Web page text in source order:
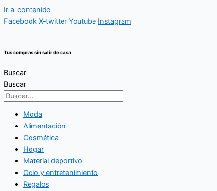
Ir al contenido
Facebook X-twitter Youtube Instagram
Tus compras sin salir de casa
Buscar
Buscar
Moda
Alimentación
Cosmética
Hogar
Material deportivo
Ocio y entretenimiento
Regalos